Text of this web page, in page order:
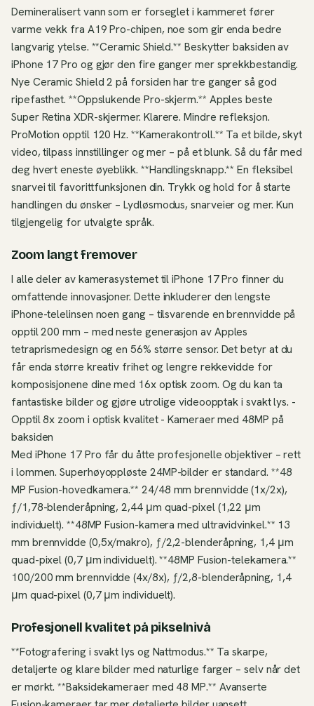
Demineralisert vann som er forseglet i kammeret fører
varme vekk fra A19 Pro-chipen, noe som gir enda bedre
langvarig ytelse. **Ceramic Shield.** Beskytter baksiden av
iPhone 17 Pro og gjør den fire ganger mer sprekkbestandig.
Nye Ceramic Shield 2 på forsiden har tre ganger så god
ripefasthet. **Oppslukende Pro-skjerm.** Apples beste
Super Retina XDR-skjermer. Klarere. Mindre refleksjon.
ProMotion opptil 120 Hz. **Kamerakontroll.** Ta et bilde, skyt
video, tilpass innstillinger og mer – på et blunk. Så du får med
deg hvert eneste øyeblikk. **Handlingsknapp.** En fleksibel
snarvei til favorittfunksjonen din. Trykk og hold for å starte
handlingen du ønsker – Lydløsmodus, snarveier og mer. Kun
tilgjengelig for utvalgte språk.
Zoom langt fremover
I alle deler av kamerasystemet til iPhone 17 Pro finner du
omfattende innovasjoner. Dette inkluderer den lengste
iPhone-telelinsen noen gang – tilsvarende en brennvidde på
opptil 200 mm – med neste generasjon av Apples
tetraprismedesign og en 56% større sensor. Det betyr at du
får enda større kreativ frihet og lengre rekkevidde for
komposisjonene dine med 16x optisk zoom. Og du kan ta
fantastiske bilder og gjøre utrolige videoopptak i svakt lys. -
Opptil 8x zoom i optisk kvalitet - Kameraer med 48MP på
baksiden
Med iPhone 17 Pro får du åtte profesjonelle objektiver – rett
i lommen. Superhøyoppløste 24MP-bilder er standard. **48
MP Fusion-hovedkamera.** 24/48 mm brennvidde (1x/2x),
ƒ/1,78-blenderåpning, 2,44 μm quad-pixel (1,22 μm
individuelt). **48MP Fusion-kamera med ultravidvinkel.** 13
mm brennvidde (0,5x/makro), ƒ/2,2-blenderåpning, 1,4 μm
quad-pixel (0,7 μm individuelt). **48MP Fusion-telekamera.**
100/200 mm brennvidde (4x/8x), ƒ/2,8-blenderåpning, 1,4
μm quad-pixel (0,7 μm individuelt).
Profesjonell kvalitet på pikselnivå
**Fotografering i svakt lys og Nattmodus.** Ta skarpe,
detaljerte og klare bilder med naturlige farger – selv når det
er mørkt. **Baksidekameraer med 48 MP.** Avanserte